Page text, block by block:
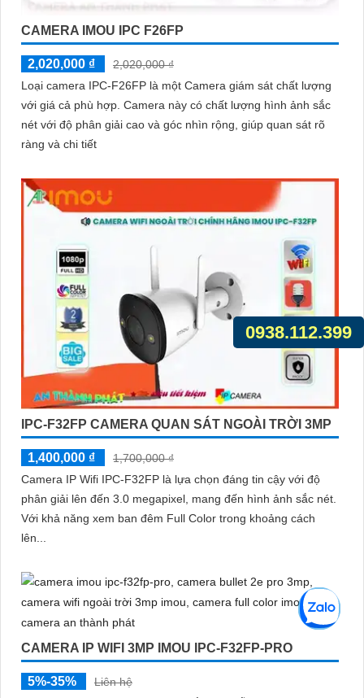
CAMERA IMOU IPC F26FP
2,020,000 ₫
2,020,000 ₫
Loại camera IPC-F26FP là một Camera giám sát chất lượng
với giá cả phù hợp. Camera này có chất lượng hình ảnh sắc
nét với độ phân giải cao và góc nhìn rộng, giúp quan sát rõ
ràng và chi tiết
IPC-F32FP CAMERA QUAN SÁT NGOÀI TRỜI 3MP
1,400,000 ₫
1,700,000 ₫
Camera IP Wifi IPC-F32FP là lựa chọn đáng tin cậy với độ
phân giải lên đến 3.0 megapixel, mang đến hình ảnh sắc nét.
Với khả năng xem ban đêm Full Color trong khoảng cách
lên...
CAMERA IP WIFI 3MP IMOU IPC-F32FP-PRO
5%-35%
Liên hệ
0938.112.399